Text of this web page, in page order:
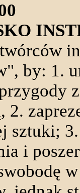
by: 1.
2.
sztuki;
i